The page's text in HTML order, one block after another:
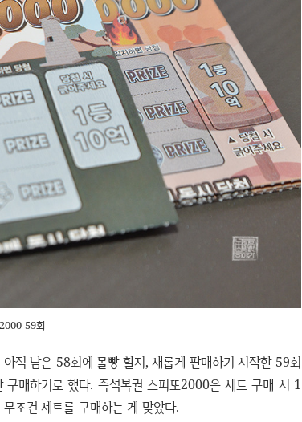
59회
직 남은 58회에 몰빵 할지, 새롭게 판매하기 시작한 59회
매하기로 했다. 즉석복권 스피또2000은 세트 구매 시 1
조건 세트를 구매하는 게 맞았다.